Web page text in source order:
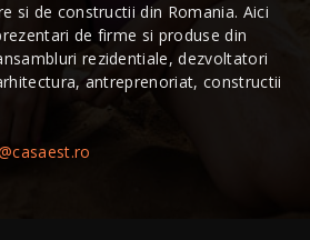
si de constructii din Romania. Aici
de firme si produse din
rezidentiale, dezvoltatori
antreprenoriat, constructii